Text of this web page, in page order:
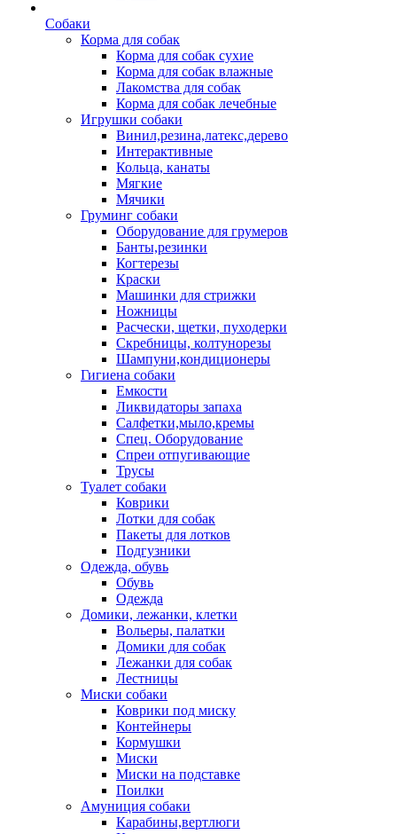
Собаки
Корма для собак
Корма для собак сухие
Корма для собак влажные
Лакомства для собак
Корма для собак лечебные
Игрушки собаки
Винил,резина,латекс,дерево
Интерактивные
Кольца, канаты
Мягкие
Мячики
Груминг собаки
Оборудование для грумеров
Банты,резинки
Когтерезы
Краски
Машинки для стрижки
Ножницы
Расчески, щетки, пуходерки
Скребницы, колтунорезы
Шампуни,кондиционеры
Гигиена собаки
Емкости
Ликвидаторы запаха
Салфетки,мыло,кремы
Спец. Оборудование
Спреи отпугивающие
Трусы
Туалет собаки
Коврики
Лотки для собак
Пакеты для лотков
Подгузники
Одежда, обувь
Обувь
Одежда
Домики, лежанки, клетки
Вольеры, палатки
Домики для собак
Лежанки для собак
Лестницы
Миски собаки
Коврики под миску
Контейнеры
Кормушки
Миски
Миски на подставке
Поилки
Амуниция собаки
Карабины,вертлюги